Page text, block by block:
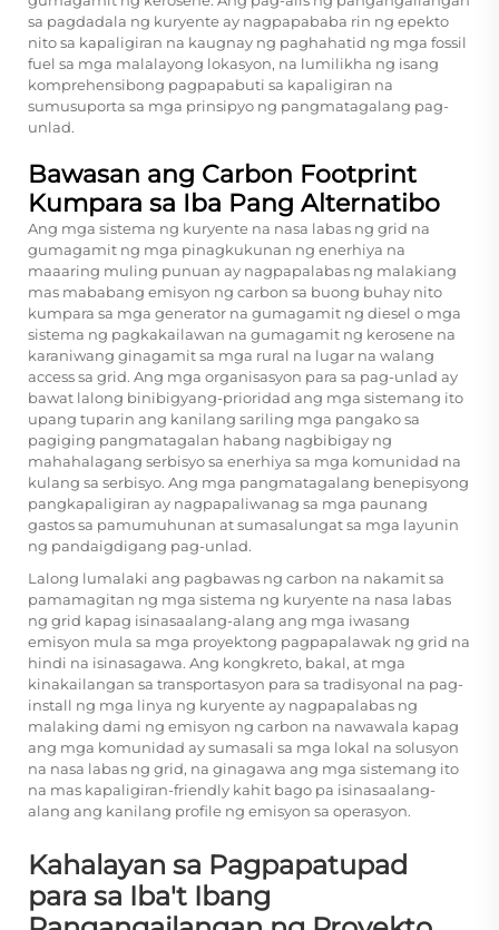
sa pagdadala ng kuryente ay nagpapababa rin ng epekto
nito sa kapaligiran na kaugnay ng paghahatid ng mga fossil
fuel sa mga malalayong lokasyon, na lumilikha ng isang
komprehensibong pagpapabuti sa kapaligiran na
sumusuporta sa mga prinsipyo ng pangmatagalang pag-
unlad.
Bawasan ang Carbon Footprint
Kumpara sa Iba Pang Alternatibo
Ang mga sistema ng kuryente na nasa labas ng grid na
gumagamit ng mga pinagkukunan ng enerhiya na
maaaring muling punuan ay nagpapalabas ng malakiang
mas mababang emisyon ng carbon sa buong buhay nito
kumpara sa mga generator na gumagamit ng diesel o mga
sistema ng pagkakailawan na gumagamit ng kerosene na
karaniwang ginagamit sa mga rural na lugar na walang
access sa grid. Ang mga organisasyon para sa pag-unlad ay
bawat lalong binibigyang-prioridad ang mga sistemang ito
upang tuparin ang kanilang sariling mga pangako sa
pagiging pangmatagalan habang nagbibigay ng
mahahalagang serbisyo sa enerhiya sa mga komunidad na
kulang sa serbisyo. Ang mga pangmatagalang benepisyong
pangkapaligiran ay nagpapaliwanag sa mga paunang
gastos sa pamumuhunan at sumasalungat sa mga layunin
ng pandaigdigang pag-unlad.
Lalong lumalaki ang pagbawas ng carbon na nakamit sa
pamamagitan ng mga sistema ng kuryente na nasa labas
ng grid kapag isinasaalang-alang ang mga iwasang
emisyon mula sa mga proyektong pagpapalawak ng grid na
hindi na isinasagawa. Ang kongkreto, bakal, at mga
kinakailangan sa transportasyon para sa tradisyonal na pag-
install ng mga linya ng kuryente ay nagpapalabas ng
malaking dami ng emisyon ng carbon na nawawala kapag
ang mga komunidad ay sumasali sa mga lokal na solusyon
na nasa labas ng grid, na ginagawa ang mga sistemang ito
na mas kapaligiran-friendly kahit bago pa isinasaalang-
alang ang kanilang profile ng emisyon sa operasyon.
Kahalayan sa Pagpapatupad
para sa Iba't Ibang